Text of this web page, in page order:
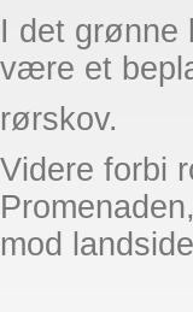
I det grønne
være et
rørskov.
Videre forbi
mod